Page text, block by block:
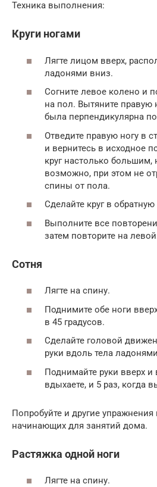
Техника выполнения:
Круги ногами
Лягте лицом вверх,
ладонями вниз.
Согните левое колено и
на пол. Вытяните правую
была перпендикулярна
Отведите правую ногу в
и вернитесь в исходное
круг настолько большим,
возможно, при этом не
спины от пола.
Сделайте круг в обратную
Выполните все
затем повторите на
Сотня
Лягте на спину.
Поднимите обе ноги
в 45 градусов.
Сделайте головой
руки вдоль тела
Поднимайте руки вверх и
вдыхаете, и 5 раз, когда
Попробуйте и другие упражнения
начинающих для занятий дома.
Растяжка одной ноги
Лягте на спину.